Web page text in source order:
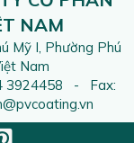
NAM
Mỹ I, Phường Phú
Nam
3924458 - Fax: